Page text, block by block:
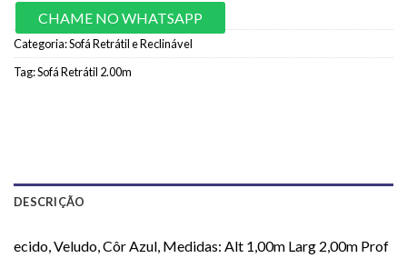
CHAME NO WHATSAPP
Categoria:Sofá Retrátil e Reclinável
Tag:Sofá Retrátil 2.00m
DESCRIÇÃO
ecido, Veludo, Côr Azul, Medidas: Alt 1,00m Larg 2,00m Prof